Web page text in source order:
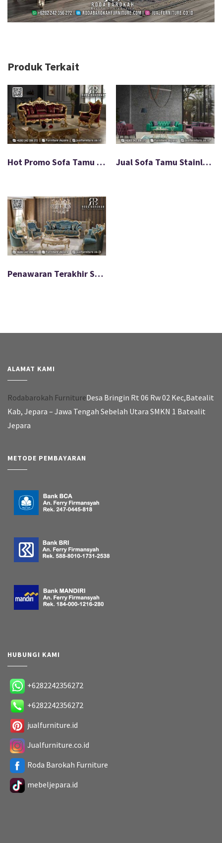
Produk Terkait
Hot Promo Sofa Tamu Mewah Terbaru Paling Dicari FS-577 Jual Sofa Tamu Stainless Chester Terbaru 2025 FS-002
Penawaran Terakhir Set Sofa Tamu Mewah Ukuran Ideal FS-578
ALAMAT KAMI
Rodabarokah FurnitureDesa Bringin Rt 06 Rw 02 Kec,Batealit
Kab, Jepara – Jawa Tengah Sebelah Utara SMKN 1 Batealit
Jepara
METODE PEMBAYARAN
HUBUNGI KAMI
+6282242356272
+6282242356272
jualfurniture.id
Jualfurniture.co.id
Roda Barokah Furniture
mebeljepara.id